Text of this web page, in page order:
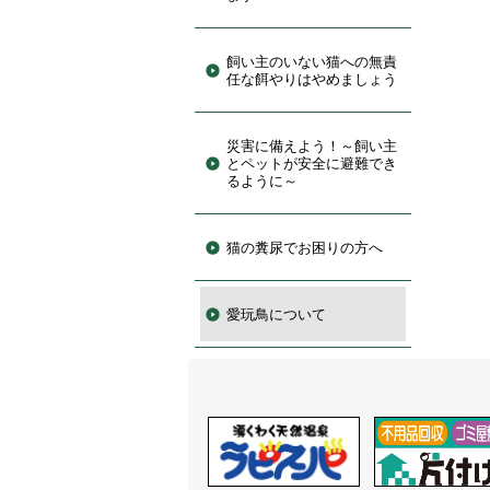
飼い主のいない猫への無責
任な餌やりはやめましょう
災害に備えよう！～飼い主
とペットが安全に避難でき
るように～
猫の糞尿でお困りの方へ
愛玩鳥について